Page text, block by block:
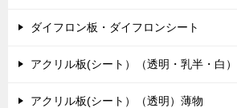
ダイフロン板・ダイフロンシート
アクリル板(シート）（透明・乳半・白）
アクリル板(シート）（透明）薄物